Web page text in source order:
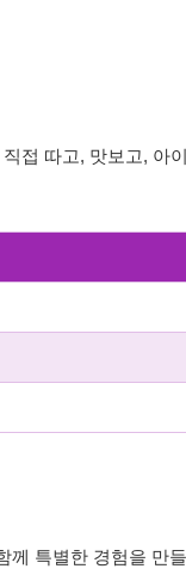
접 따고, 맛보고, 아
께 특별한 경험을 만